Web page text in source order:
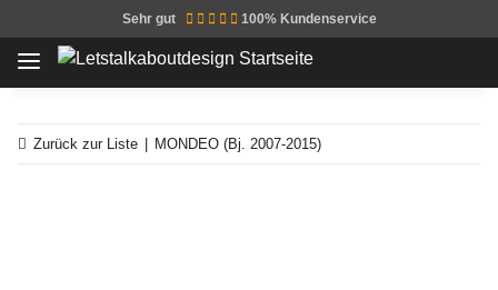
Sehr gut 100% Kundenservice
Zurück zur Liste MONDEO (Bj. 2007-2015)